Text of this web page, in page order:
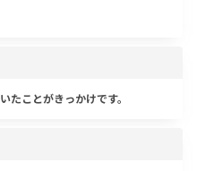
たことがきっかけです。